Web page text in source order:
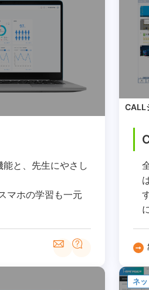
と、先生にやさし
マホの学習も一元
CALL
ネ